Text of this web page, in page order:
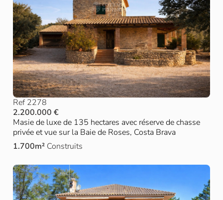
Ref 2278
2.200.000 €
Masie de luxe de 135 hectares avec réserve de chasse
privée et vue sur la Baie de Roses, Costa Brava
1.700m² Construits